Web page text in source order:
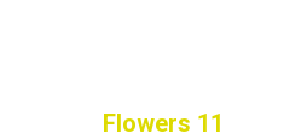
Flowers 11